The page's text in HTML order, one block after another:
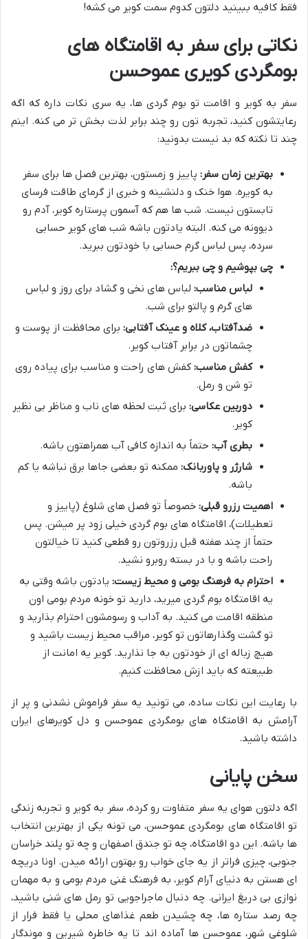
فقط کافیه ببینید دلتون کدوم سمت کویر می کشه!
نکاتی برای سفر به اقامتگاه های
بومگردی کویری عموحسن
سفر به کویر و اقامت تو بوم گردی ها، یه سری نکات داره که اگه
رعایتشون کنید، تجربه تون رو چند برابر لذت بخش تر می کنه. اینم
چند تا نکته که بد نیست بدونید:
بهترین زمان سفر: پاییز و زمستون، بهترین فصل ها برای سفر
به کویره. هوا خنک و دلنشینه و خبری از گرمای طاقت فرسای
تابستون نیست. شب ها هم که آسمون پرستاره کویر، آدم رو
دیوونه می کنه. البته یادتون باشه شب های کویر حسابی
سرده، پس لباس گرم حسابی با خودتون ببرید.
چی بپوشیم و چی ببریم؟:
لباس مناسب: لباس های نخی و گشاد برای روز و لباس
های گرم و پالتو برای شب.
ضدآفتاب، کلاه و عینک آفتابی: برای محافظت از پوست و
چشماتون در برابر آفتاب کویر.
کفش مناسب: کفش های راحت و مناسب برای پیاده روی
تو شن و رمل.
دوربین عکاسی: برای ثبت لحظه های ناب و مناظر بی نظیر
کویر.
بطری آب: حتماً به اندازه کافی آب همراهتون باشه.
شارژر و پاوربانک: ممکنه تو بعضی جاها برق نباشه یا کم
باشه.
اهمیت رزرو قبلی: خصوصاً تو فصل های شلوغ (پاییز و
تعطیلات)، اقامتگاه های بوم گردی خیلی زود پر میشن. پس
حتماً از چند هفته قبل رزروتون رو قطعی کنید تا خیالتون
راحت باشه و با در بسته روبرو نشید.
احترام به فرهنگ بومی و محیط زیست: یادتون باشه وقتی به
یه اقامتگاه بوم گردی میرید، دارید تو خونه مردم بومی اون
منطقه اقامت می کنید. به آداب و رسومشون احترام بذارید و
تو گشت وگذارهاتون تو کویر، مراقب محیط زیست باشید و
هیچ زباله ای از خودتون به جا نذارید. کویر یه امانت از
طبیعته که باید ازش محافظت کنیم.
با رعایت این نکات ساده، می تونید یه سفر فراموش نشدنی و پر از
آرامش به اقامتگاه های بومگردی عموحسن و دل کویرهای ایران
داشته باشید.
سخن پایانی
اگه دلتون هوای یه سفر متفاوت رو کرده، سفر به کویر و تجربه زندگی
تو اقامتگاه های بومگردی عموحسن، می تونه یکی از بهترین انتخاب
ها باشه. این دو اقامتگاه، چه تو جندق اصفهان و چه تو پلند خراسان
جنوبی، چیزی فراتر از یه جای خواب رو بهتون ارائه میدن. اونا دریچه
ای هستن به دنیای آرام کویر، به فرهنگ غنی مردم بومی و به مهمان
نوازی بی دریغ ایرانی. چه دنبال ماجراجویی تو رمل های شنی باشید،
چه رصد ستاره ها، چه چشیدن طعم غذاهای محلی یا فقط فرار از
شلوغی شهر، عموحسن ها آماده اند تا یه خاطره شیرین و موندگار